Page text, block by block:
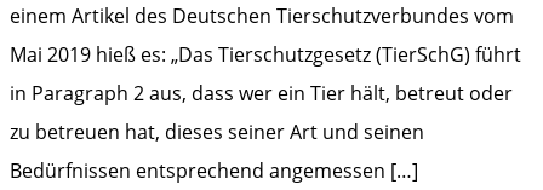
einem Artikel des Deutschen Tierschutzverbundes vom
Mai 2019 hieß es: „Das Tierschutzgesetz (TierSchG) führt
in Paragraph 2 aus, dass wer ein Tier hält, betreut oder
zu betreuen hat, dieses seiner Art und seinen
Bedürfnissen entsprechend angemessen […]